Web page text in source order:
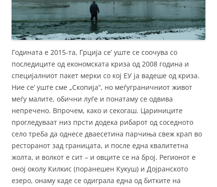
Годината е 2015-та, Грција се’ уште се соочува со
последиците од економската криза од 2008 година и
специјалниот пакет мерки со кој ЕУ ја вадеше од криза.
Ние се’ уште сме „Скопија“, но меѓуграничниот живот
меѓу малите, обични луѓе и понатаму се одвива
непречено. Впрочем, како и секогаш. Цариниците
прогледуваат низ прсти додека рибарот од соседното
село треба да однесе дваесетина парчиња свеж крап во
ресторанот зад границата, и после една квалитетна
жолта, и волкот е сит – и овците се на број. Регионот е
оној околу Килкис (поранешен Кукуш) и Дојранското
езеро, онаму каде се одиграла една од битките на